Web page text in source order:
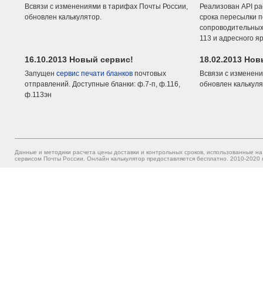
Всвязи с изменениями в тарифах Почты России,
обновлен калькулятор.
Реализован API
срока пересылки
113 и адресного
16.10.2013 Новый сервис!
Запущен сервис печати бланков почтовых
отправлений. Доступные бланки: ф.7-п, ф.116,
ф.113эн
18.02.2013
Всвязи с
обновлен
Данные и методики расчета цены доставки и контрольных сроков, использованные
сервисом Почты России. Онлайн калькулятор предоставляется бесплатно. 2010-2020